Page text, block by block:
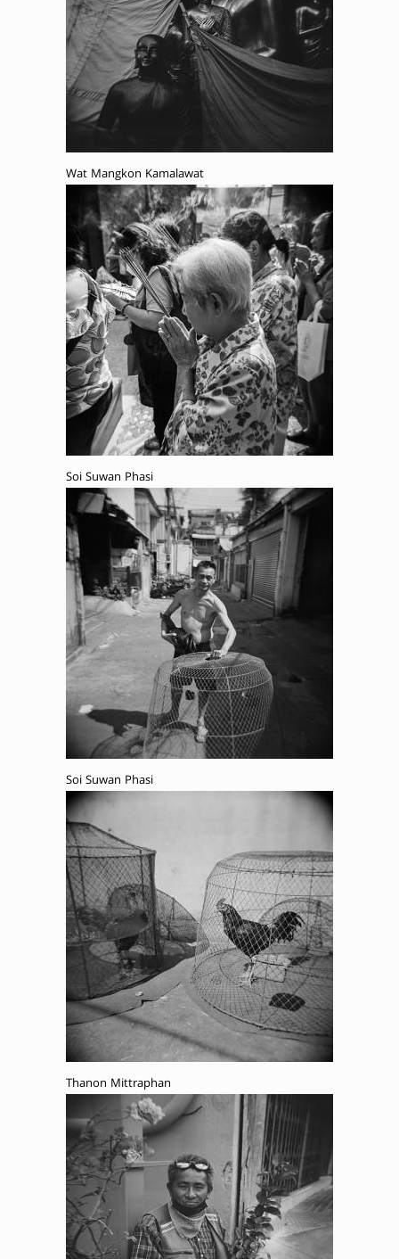
Wat Mangkon Kamalawat
Soi Suwan Phasi
Soi Suwan Phasi
Thanon Mittraphan